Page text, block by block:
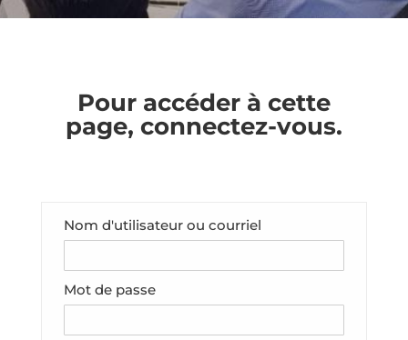
Pour accéder à cette
page, connectez-vous.
Nom d'utilisateur ou courriel
Mot de passe